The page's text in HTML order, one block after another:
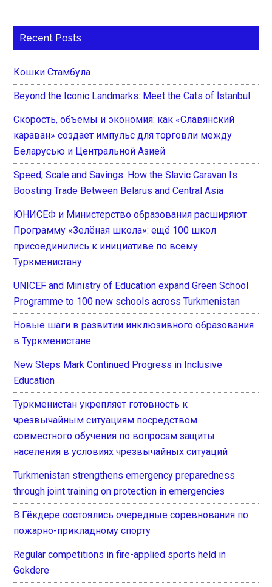
Recent Posts
Кошки Стамбула
Beyond the Iconic Landmarks: Meet the Cats of İstanbul
Скорость, объемы и экономия: как «Славянский
караван» создает импульс для торговли между
Беларусью и Центральной Азией
Speed, Scale and Savings: How the Slavic Caravan Is
Boosting Trade Between Belarus and Central Asia
ЮНИСЕФ и Министерство образования расширяют
Программу «Зелёная школа»: ещё 100 школ
присоединились к инициативе по всему
Туркменистану
UNICEF and Ministry of Education expand Green School
Programme to 100 new schools across Turkmenistan
Новые шаги в развитии инклюзивного образования
в Туркменистане
New Steps Mark Continued Progress in Inclusive
Education
Туркменистан укрепляет готовность к
чрезвычайным ситуациям посредством
совместного обучения по вопросам защиты
населения в условиях чрезвычайных ситуаций
Turkmenistan strengthens emergency preparedness
through joint training on protection in emergencies
В Гёкдере состоялись очередные соревнования по
пожарно-прикладному спорту
Regular competitions in fire-applied sports held in
Gokdere